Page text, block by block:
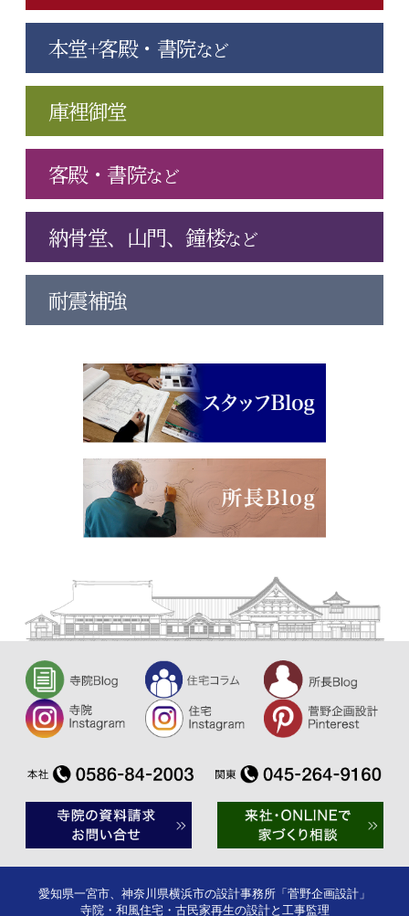
本堂+客殿・書院など
庫裡御堂
客殿・書院など
納骨堂、山門、鐘楼など
耐震補強
愛知県一宮市、神奈川県横浜市の設計事務所「菅野企画設計」
寺院・和風住宅・古民家再生の設計と工事監理